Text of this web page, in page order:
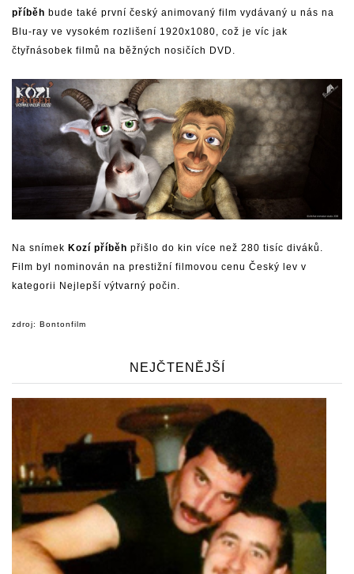
příběh bude také první český animovaný film vydávaný u nás na
Blu-ray ve vysokém rozlišení 1920x1080, což je víc jak
čtyřnásobek filmů na běžných nosičích DVD.
Na snímek Kozí příběh přišlo do kin více než 280 tisíc diváků.
Film byl nominován na prestižní filmovou cenu Český lev v
kategorii Nejlepší výtvarný počin.
zdroj: Bontonfilm
NEJČTENĚJŠÍ